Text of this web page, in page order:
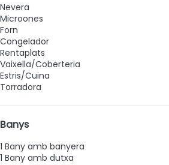
Nevera
Microones
Forn
Congelador
Rentaplats
Vaixella/Coberteria
Estris/Cuina
Torradora
Banys
1 Bany amb banyera
1 Bany amb dutxa